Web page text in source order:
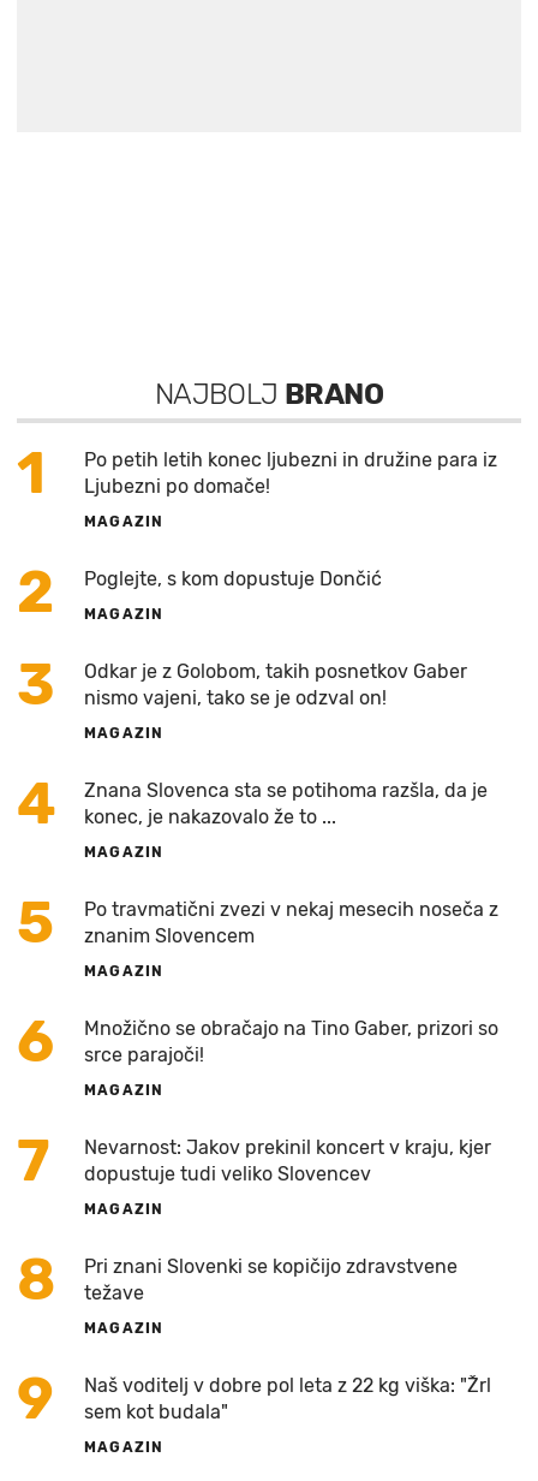
NAJBOLJ BRANO
1
Po petih letih konec ljubezni in družine para iz
Ljubezni po domače!
MAGAZIN
2 Poglejte, s kom dopustuje Dončić
MAGAZIN
3
Odkar je z Golobom, takih posnetkov Gaber
nismo vajeni, tako se je odzval on!
MAGAZIN
4
Znana Slovenca sta se potihoma razšla, da je
konec, je nakazovalo že to ...
MAGAZIN
5
Po travmatični zvezi v nekaj mesecih noseča z
znanim Slovencem
MAGAZIN
6
Množično se obračajo na Tino Gaber, prizori so
srce parajoči!
MAGAZIN
7
Nevarnost: Jakov prekinil koncert v kraju, kjer
dopustuje tudi veliko Slovencev
MAGAZIN
8
Pri znani Slovenki se kopičijo zdravstvene
težave
MAGAZIN
9
Naš voditelj v dobre pol leta z 22 kg viška: "Žrl
sem kot budala"
MAGAZIN